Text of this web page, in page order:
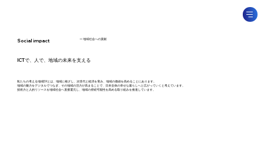
Social impact ​ー 地域社会への貢献
​ICTで、人で、地域の未来を支える
私たちの考える地域DXとは、地域に根ざし、次世代と経済を育み、地域の価値を高めることにあります。
地域の魅力をデジタルでつなぎ、その地域の活力が高まることで、日本全体の幸せな暮らしへと広がっていくと考えています。
​技術力と人的リソースを地域社会へ直接還元し、地域の持続可能性を高める取り組みを推進しています。